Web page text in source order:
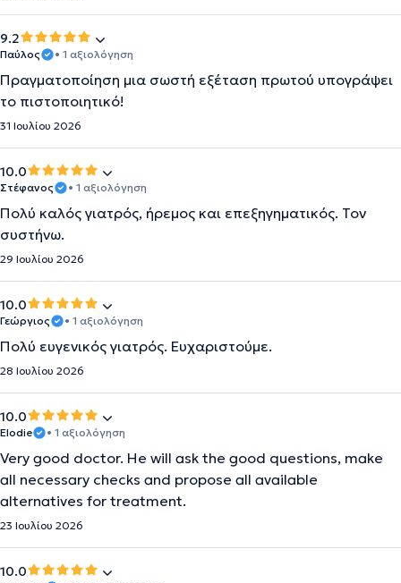
9.2
Παύλος • 1 αξιολόγηση
Πραγματοποίηση μια σωστή εξέταση πρωτού υπογράψει
το πιστοποιητικό!
31 Ιουλίου 2026
10.0
Στέφανος • 1 αξιολόγηση
Πολύ καλός γιατρός, ήρεμος και επεξηγηματικός. Τον
συστήνω.
29 Ιουλίου 2026
10.0
Γεώργιος • 1 αξιολόγηση
Πολύ ευγενικός γιατρός. Ευχαριστούμε.
28 Ιουλίου 2026
10.0
Elodie • 1 αξιολόγηση
Very good doctor. He will ask the good questions, make
all necessary checks and propose all available
alternatives for treatment.
23 Ιουλίου 2026
10.0